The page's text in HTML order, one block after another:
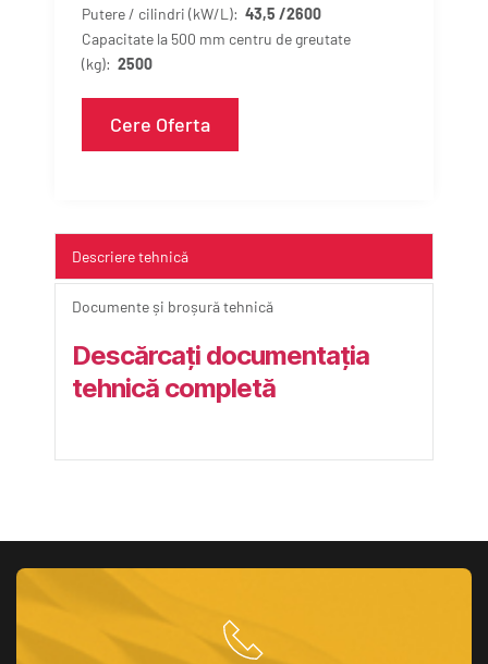
Putere / cilindri (kW/L): 43,5 /2600
Capacitate la 500 mm centru de greutate
(kg): 2500
Cere Oferta
Descriere tehnică
Documente și broșură tehnică
Descărcați documentația
tehnică completă